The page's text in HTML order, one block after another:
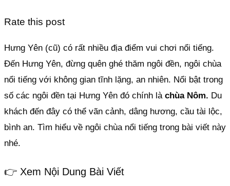
Rate this post
Hưng Yên (cũ) có rất nhiều địa điểm vui chơi nổi tiếng.
Đến Hưng Yên, đừng quên ghé thăm ngôi đền, ngôi chùa
nổi tiếng với không gian tĩnh lặng, an nhiên. Nổi bật trong
số các ngôi đền tại Hưng Yên đó chính là chùa Nôm. Du
khách đến đây có thể vãn cảnh, dâng hương, cầu tài lộc,
bình an. Tìm hiểu về ngôi chùa nổi tiếng trong bài viết này
nhé.
👉 Xem Nội Dung Bài Viết